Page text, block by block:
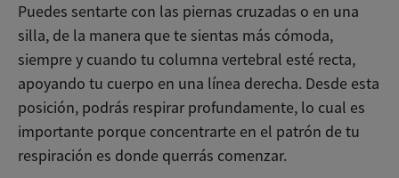
Puedes sentarte con las piernas cruzadas o en una
silla, de la manera que te sientas más cómoda,
siempre y cuando tu columna vertebral esté recta,
apoyando tu cuerpo en una línea derecha. Desde esta
posición, podrás respirar profundamente, lo cual es
importante porque concentrarte en el patrón de tu
respiración es donde querrás comenzar.